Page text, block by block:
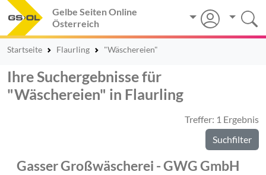
Gelbe Seiten Online
Österreich
Startseite Flaurling "Wäschereien"
Ihre Suchergebnisse für
"Wäschereien" in Flaurling
Treffer: 1 Ergebnis
Suchfilter
Gasser Großwäscherei - GWG GmbH